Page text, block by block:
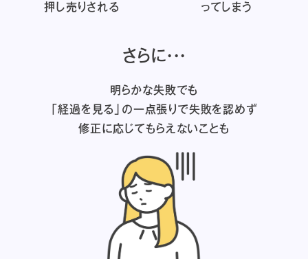
押し売りされる
ってしまう
さらに・・・
明らかな失敗でも
「経過を見る」の一点張りで失敗を認めず
修正に応じてもらえないことも